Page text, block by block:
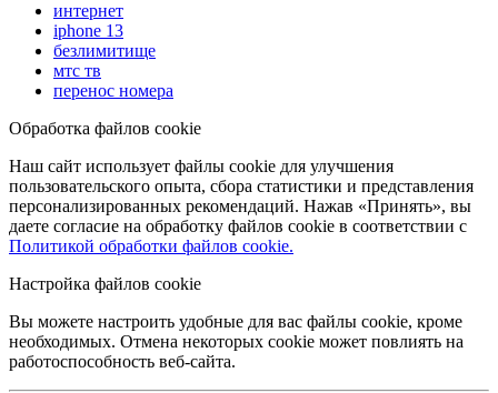
интернет
iphone 13
безлимитище
мтс тв
перенос номера
Обработка файлов cookie
Наш сайт использует файлы cookie для улучшения
пользовательского опыта, сбора статистики и представления
персонализированных рекомендаций. Нажав «Принять», вы
даете согласие на обработку файлов cookie в соответствии с
Политикой обработки файлов cookie.
Настройка файлов cookie
Вы можете настроить удобные для вас файлы cookie, кроме
необходимых. Отмена некоторых cookie может повлиять на
работоспособность веб-сайта.